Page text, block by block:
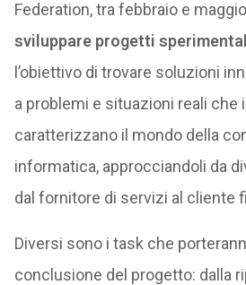
Federation, tra febbraio e
sviluppare progetti
l’obiettivo di trovare soluzioni
a problemi e situazioni reali che
caratterizzano il mondo della
informatica, approcciandoli da
dal fornitore di servizi al cliente
Diversi sono i task che
conclusione del progetto: dalla